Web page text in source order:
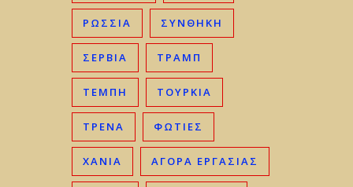
ΡΩΣΣΊΑ ΣΥΝΘΗΚΗ
ΣΕΡΒΊΑ ΤΡΑΜΠ
ΤΈΜΠΗ ΤΟΥΡΚΊΑ
ΤΡΈΝΑ ΦΩΤΙΈΣ
ΧΑΝΙΆ ΑΓΟΡΆ ΕΡΓΑΣΊΑΣ